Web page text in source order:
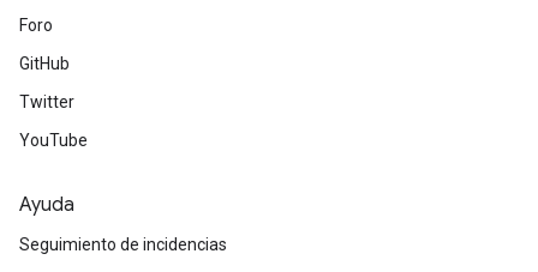
Foro
GitHub
Twitter
YouTube
Ayuda
Seguimiento de incidencias